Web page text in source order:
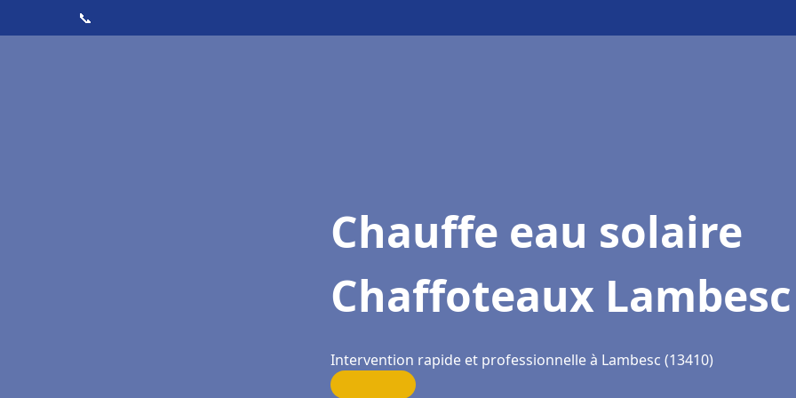
📞
Chauffe eau solaire
Chaffoteaux Lambesc
Intervention rapide et professionnelle à Lambesc (13410)